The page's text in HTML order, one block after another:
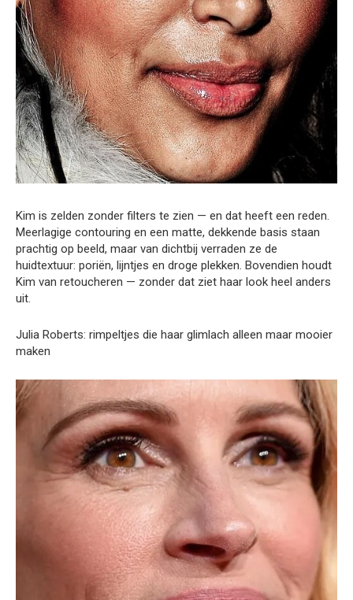
Kim is zelden zonder filters te zien — en dat heeft een reden.
Meerlagige contouring en een matte, dekkende basis staan
prachtig op beeld, maar van dichtbij verraden ze de
huidtextuur: poriën, lijntjes en droge plekken. Bovendien houdt
Kim van retoucheren — zonder dat ziet haar look heel anders
uit.
Julia Roberts: rimpeltjes die haar glimlach alleen maar mooier
maken